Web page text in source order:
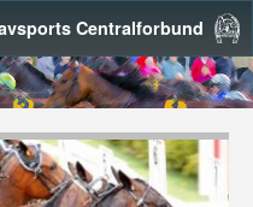
Centralforbund